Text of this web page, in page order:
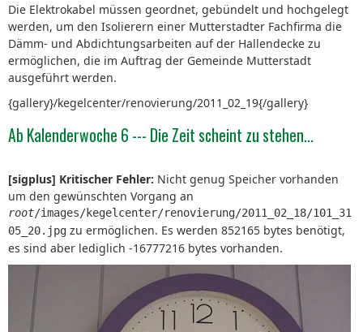
Die Elektrokabel müssen geordnet, gebündelt und hochgelegt
werden, um den Isolierern einer Mutterstadter Fachfirma die
Dämm- und Abdichtungsarbeiten auf der Hallendecke zu
ermöglichen, die im Auftrag der Gemeinde Mutterstadt
ausgeführt werden.
{gallery}/kegelcenter/renovierung/2011_02_19{/gallery}
Ab Kalenderwoche 6 --- Die Zeit scheint zu stehen...
[sigplus] Kritischer Fehler: Nicht genug Speicher vorhanden
um den gewünschten Vorgang an
root/images/kegelcenter/renovierung/2011_02_18/101_31
05_20.jpg zu ermöglichen. Es werden 852165 bytes benötigt,
es sind aber lediglich -16777216 bytes vorhanden.